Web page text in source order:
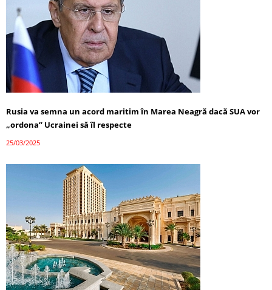
Rusia va semna un acord maritim în Marea Neagră dacă SUA vor
„ordona” Ucrainei să îl respecte
25/03/2025